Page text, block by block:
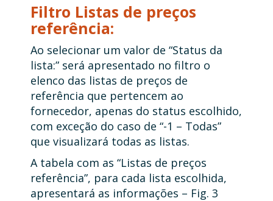
Filtro Listas de preços
referência:
Ao selecionar um valor de “Status da
lista:” será apresentado no filtro o
elenco das listas de preços de
referência que pertencem ao
fornecedor, apenas do status escolhido,
com exceção do caso de “-1 – Todas”
que visualizará todas as listas.
A tabela com as “Listas de preços
referência”, para cada lista escolhida,
apresentará as informações – Fig. 3